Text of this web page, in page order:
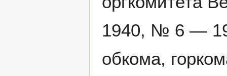
1940, № 6 —
обкома,